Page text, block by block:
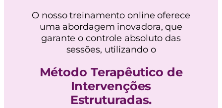
O nosso treinamento online oferece
uma abordagem inovadora, que
garante o controle absoluto das
sessões, utilizando o
Método Terapêutico de
Intervenções
Estruturadas.